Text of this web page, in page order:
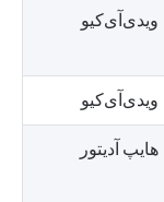
ویدی‌آی‌کیو
ویدی‌آی‌کیو
هایپ آدیتور